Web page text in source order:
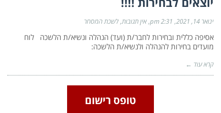
ינואר 14, 2021 2:31 pm אין תגובות לשכת המסחר
אסיפה כללית ובחירות לחבר/ת (ועד) הנהלה ונשיא/ת הלשכה לוח
מועדים בחירות להנהלה ולנשיא/ת הלשכה:
קרא עוד ←
טופס רישום